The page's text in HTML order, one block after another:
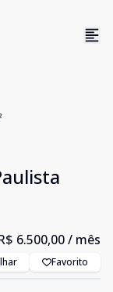
6.500,00/ mês
Favorito